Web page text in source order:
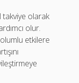
takviye olarak
olur.
olumlu etkilere